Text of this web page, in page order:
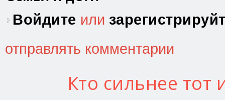
Войдите или
отправлять комментарии
Кто сильнее тот